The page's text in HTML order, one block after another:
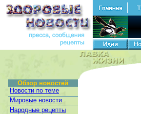
Обзор новостей
Новости по теме
Мировые новости
Народные рецепты